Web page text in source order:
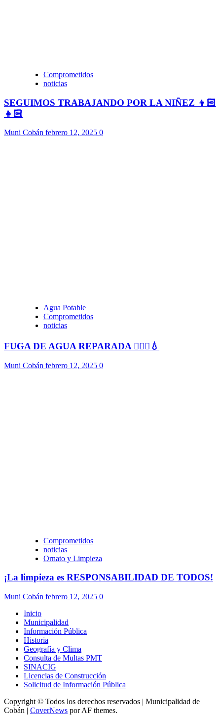
Comprometidos
noticias
SEGUIMOS TRABAJANDO POR LA NIÑEZ 👦🏻
👧🏻
Muni Cobán febrero 12, 2025 0
Agua Potable
Comprometidos
noticias
FUGA DE AGUA REPARADA 👷🏻‍♂️💧
Muni Cobán febrero 12, 2025 0
Comprometidos
noticias
Ornato y Limpieza
¡La limpieza es RESPONSABILIDAD DE TODOS!
Muni Cobán febrero 12, 2025 0
Inicio
Municipalidad
Información Pública
Historia
Geografía y Clima
Consulta de Multas PMT
SINACIG
Licencias de Construcción
Solicitud de Información Pública
Copyright © Todos los derechos reservados | Municipalidad de
Cobán | CoverNews por AF themes.